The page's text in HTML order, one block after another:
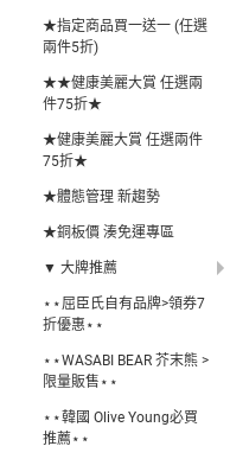
★指定商品買一送一 (任選
兩件5折)
★★健康美麗大賞 任選兩
件75折★
★健康美麗大賞 任選兩件
75折★
★體態管理 新趨勢
★銅板價 湊免運專區
▼ 大牌推薦
⋆⋆屈臣氏自有品牌>領券7
折優惠⋆⋆
⋆⋆WASABI BEAR 芥末熊 >
限量販售⋆⋆
⋆⋆韓國 Olive Young必買
推薦⋆⋆